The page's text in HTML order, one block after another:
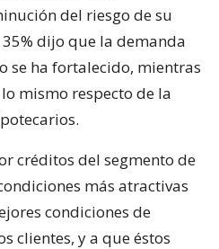
del riesgo de su
dijo que la demanda
se ha fortalecido, mientras
mismo respecto de la
créditos del segmento de
más atractivas
condiciones de
clientes, y a que éstos